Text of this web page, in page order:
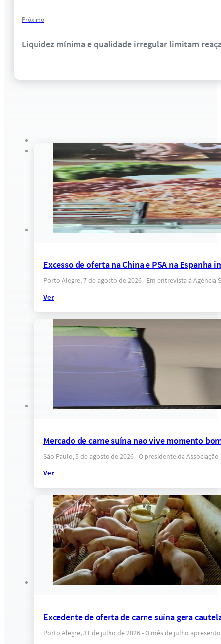
Próximo
Liquidez mínima e qualidade irregular limitam
Excesso de oferta na China e PSA na Espanha
Porto Alegre, 7 de agosto de 2026 - Em entrevista à
Ver
Mercado de carne suína não vive momento
São Paulo, 5 de agosto de 2026 - O presidente da
Ver
Excedente de oferta de carne suína gera
Porto Alegre, 31 de julho de 2026 - O mês de julho